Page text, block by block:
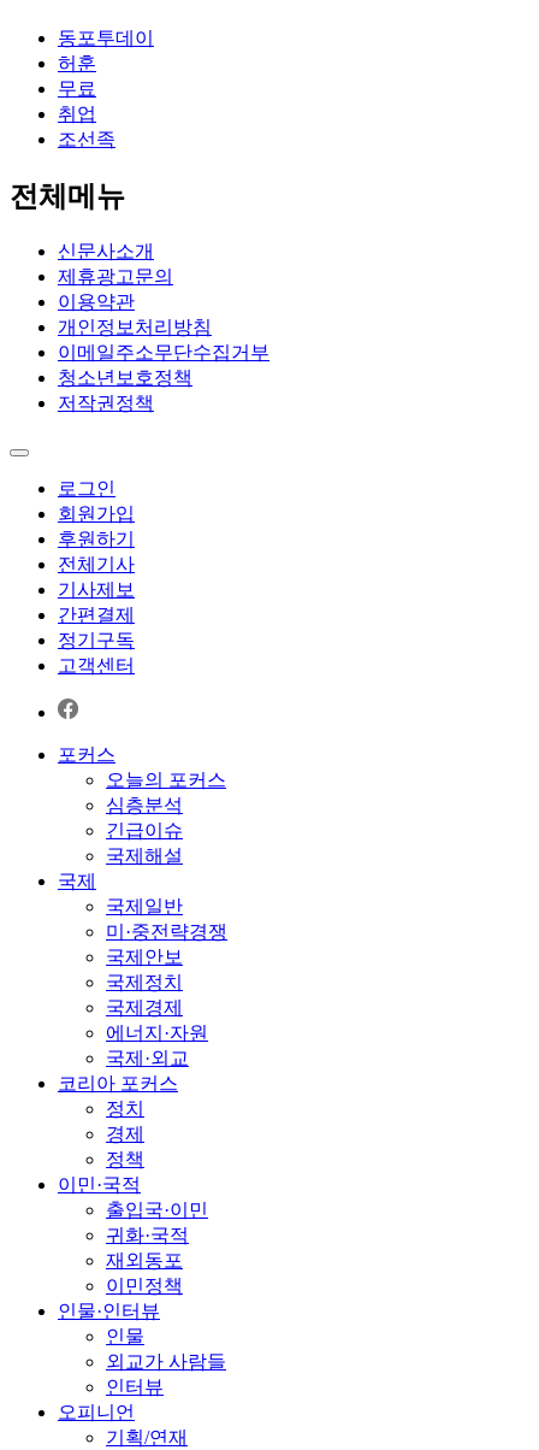
동포투데이
허훈
무료
취업
조선족
전체메뉴
신문사소개
제휴광고문의
이용약관
개인정보처리방침
이메일주소무단수집거부
청소년보호정책
저작권정책
로그인
회원가입
후원하기
전체기사
기사제보
간편결제
정기구독
고객센터
포커스
오늘의 포커스
심층분석
긴급이슈
국제해설
국제
국제일반
미·중전략경쟁
국제안보
국제정치
국제경제
에너지·자원
국제·외교
코리아 포커스
정치
경제
정책
이민·국적
출입국·이민
귀화·국적
재외동포
이민정책
인물·인터뷰
인물
외교가 사람들
인터뷰
오피니언
기획/연재